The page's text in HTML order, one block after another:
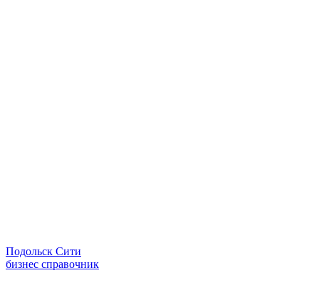
Подольск Сити
бизнес справочник